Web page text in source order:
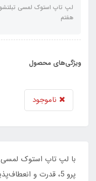
هفتم
ویژگی‌های محصول
ناموجود
با لپ تاپ استوک
پرو 5، قدرت و